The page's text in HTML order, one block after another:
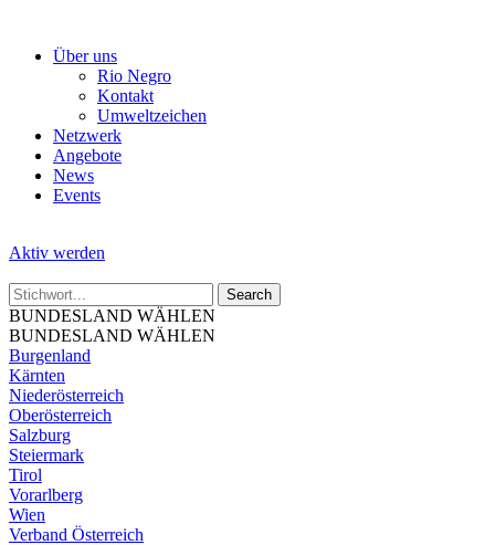
Über uns
Rio Negro
Kontakt
Umweltzeichen
Netzwerk
Angebote
News
Events
Aktiv werden
BUNDESLAND WÄHLEN
BUNDESLAND WÄHLEN
Burgenland
Kärnten
Niederösterreich
Oberösterreich
Salzburg
Steiermark
Tirol
Vorarlberg
Wien
Verband Österreich